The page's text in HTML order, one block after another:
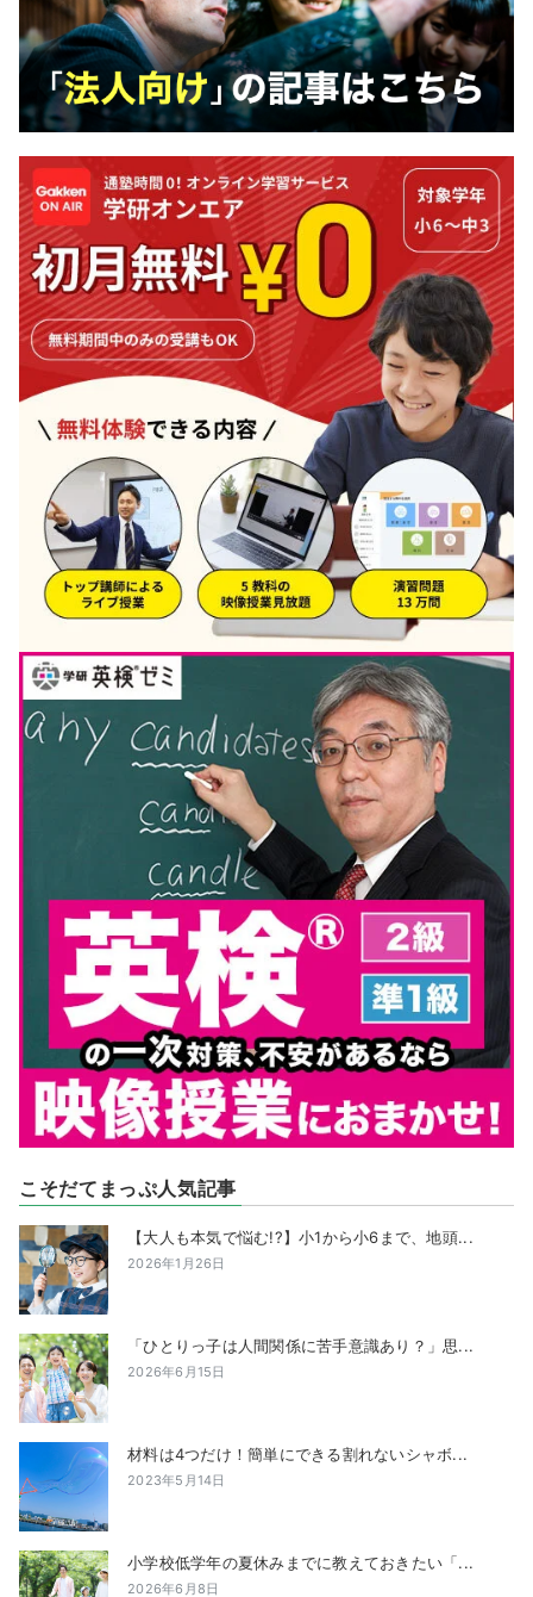
こそだてまっぷ人気記事
【大人も本気で悩む!?】小1から小6まで、地頭...
2026年1月26日
「ひとりっ子は人間関係に苦手意識あり？」思...
2026年6月15日
材料は4つだけ！簡単にできる割れないシャボ...
2023年5月14日
小学校低学年の夏休みまでに教えておきたい「...
2026年6月8日